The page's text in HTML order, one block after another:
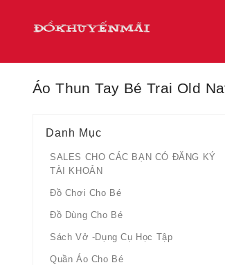
Áo Thun Tay Bé Trai Old
Danh Mục
SALES CHO CÁC BẠN CÓ ĐĂNG KÝ
TÀI KHOẢN
Đồ Chơi Cho Bé
Đồ Dùng Cho Bé
Sách Vở -dụng Cụ Học Tập
Quần Áo Cho Bé